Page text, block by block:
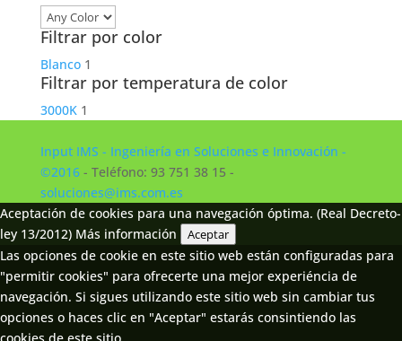
Filtrar por color
Blanco 1
Filtrar por temperatura de color
3000K 1
Input IMS - Ingeniería en Soluciones e Innovación -
©2016- Teléfono: 93 751 38 15 -
soluciones@ims.com.es
Aceptación de cookies para una navegación óptima. (Real Decreto-
ley 13/2012) Más información Aceptar
Las opciones de cookie en este sitio web están configuradas para
"permitir cookies" para ofrecerte una mejor experiéncia de
navegación. Si sigues utilizando este sitio web sin cambiar tus
opciones o haces clic en "Aceptar" estarás consintiendo las